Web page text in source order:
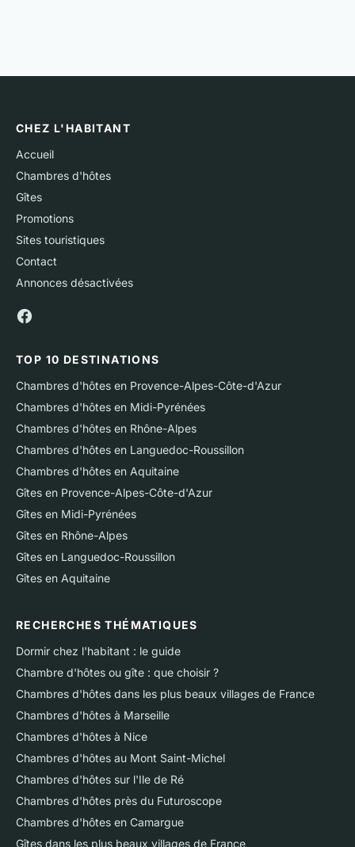
CHEZ L'HABITANT
Accueil
Chambres d'hôtes
Gîtes
Promotions
Sites touristiques
Contact
Annonces désactivées
TOP 10 DESTINATIONS
Chambres d'hôtes en Provence-Alpes-Côte-d'Azur
Chambres d'hôtes en Midi-Pyrénées
Chambres d'hôtes en Rhône-Alpes
Chambres d'hôtes en Languedoc-Roussillon
Chambres d'hôtes en Aquitaine
Gîtes en Provence-Alpes-Côte-d'Azur
Gîtes en Midi-Pyrénées
Gîtes en Rhône-Alpes
Gîtes en Languedoc-Roussillon
Gîtes en Aquitaine
RECHERCHES THÉMATIQUES
Dormir chez l'habitant : le guide
Chambre d'hôtes ou gîte : que choisir ?
Chambres d'hôtes dans les plus beaux villages de France
Chambres d'hôtes à Marseille
Chambres d'hôtes à Nice
Chambres d'hôtes au Mont Saint-Michel
Chambres d'hôtes sur l'Ile de Ré
Chambres d'hôtes près du Futuroscope
Chambres d'hôtes en Camargue
Gîtes dans les plus beaux villages de France